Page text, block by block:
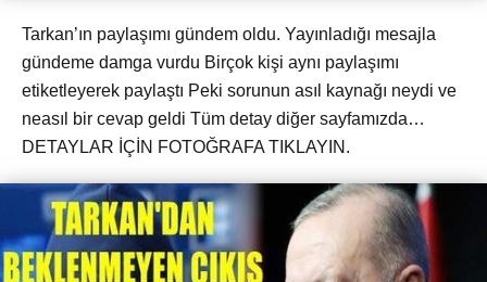
Tarkan’ın paylaşımı gündem oldu. Yayınladığı mesajla
gündeme damga vurdu Birçok kişi aynı paylaşımı
etiketleyerek paylaştı Peki sorunun asıl kaynağı neydi ve
neasıl bir cevap geldi Tüm detay diğer sayfamızda…
DETAYLAR İÇİN FOTOĞRAFA TIKLAYIN.